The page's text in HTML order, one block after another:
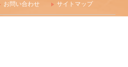
お問い合わせ サイトマップ